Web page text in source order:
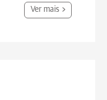
Ver mais